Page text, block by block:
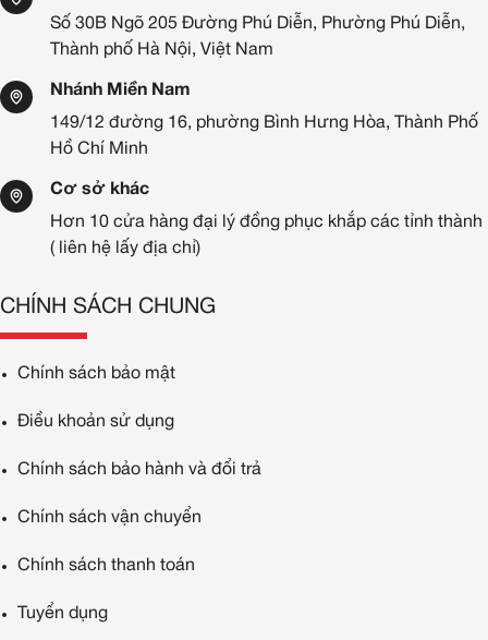
Số 30B Ngõ 205 Đường Phú Diễn, Phường Phú Diễn,
Thành phố Hà Nội, Việt Nam
Nhánh Miền Nam
149/12 đường 16, phường Bình Hưng Hòa, Thành Phố
Hồ Chí Minh
Cơ sở khác
Hơn 10 cửa hàng đại lý đồng phục khắp các tỉnh thành
( liên hệ lấy địa chỉ)
CHÍNH SÁCH CHUNG
Chính sách bảo mật
Điều khoản sử dụng
Chính sách bảo hành và đổi trả
Chính sách vận chuyển
Chính sách thanh toán
Tuyển dụng